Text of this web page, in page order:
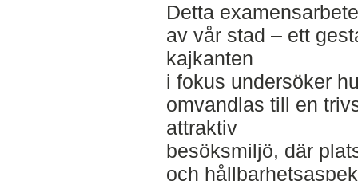
Detta
av vår stad – ett
kajkanten
i fokus undersöker
omvandlas till en
attraktiv
besöksmiljö, där
och